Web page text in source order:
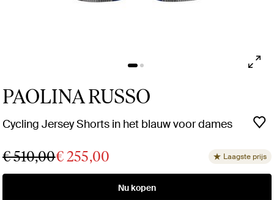
PAOLINA RUSSO
Cycling Jersey Shorts in het blauw voor dames
€ 510,00€ 255,00 Laagste prijs
Nu kopen